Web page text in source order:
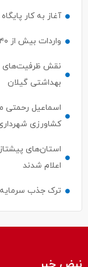
آغاز به کار
واردات بیش از ۸۴۰ هزار تن نهاده دامی از بنادر كاسپین و انزلی
نقش ظرفیت‌های
بهداشتی گیلان
اسماعیل رحمتی
کشاورزی
استان‌های
اعلام شدند
ترک جذب